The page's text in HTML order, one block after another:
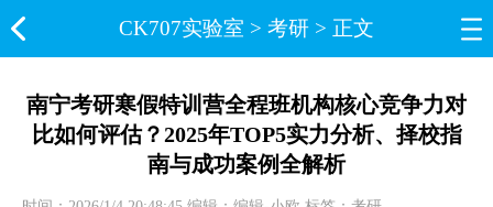
CK707实验室​ > 考研 > 正文
南宁考研寒假特训营全程班机构核心竞争力对
比如何评估？2025年TOP5实力分析、择校指
南与成功案例全解析